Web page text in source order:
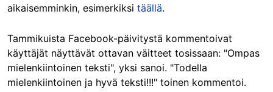
aikaisemminkin, esimerkiksi täällä.
Tammikuista Facebook-päivitystä kommentoivat
käyttäjät näyttävät ottavan väitteet tosissaan: "Ompas
mielenkiintoinen teksti", yksi sanoi. "Todella
mielenkiintoinen ja hyvä teksti!!!" toinen kommentoi.